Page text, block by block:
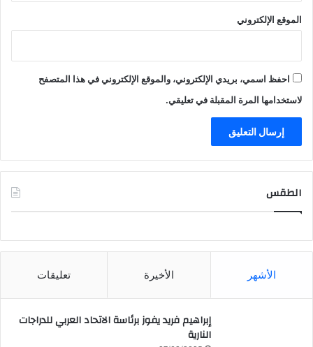
الموقع الإلكتروني
احفظ اسمي، بريدي الإلكتروني، والموقع الإلكتروني في هذا المتصفح
لاستخدامها المرة المقبلة في تعليقي.
الطقس
الأشهر الأخيرة تعليقات
إبراهيم فريد يفوز برئاسة الاتحاد العربي للدراجات
النارية